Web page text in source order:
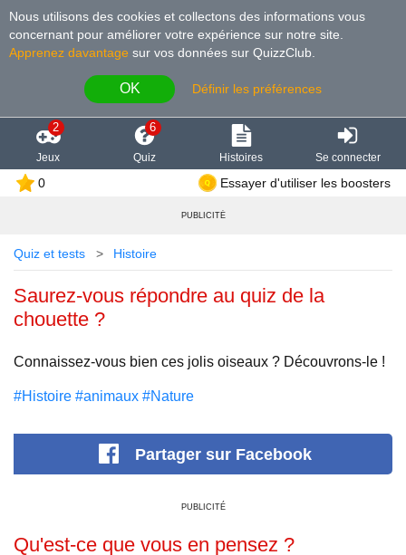
Nous utilisons des cookies et collectons des informations vous
concernant pour améliorer votre expérience sur notre site
Apprenez davantage sur vos données sur QuizzClub.
OK Définir les préférences
2
Jeux
6
Quiz Histoires Se connecter
0 Essayer d'utiliser les boosters
PUBLICITÉ
Quiz et tests Histoire
Saurez-vous répondre au quiz de la
chouette ?
Connaissez-vous bien ces jolis oiseaux ? Découvrons-le !
#Histoire #animaux #Nature
Partager sur Facebook
PUBLICITÉ
Qu'est-ce que vous en pensez ?